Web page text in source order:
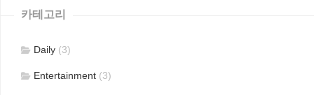
카테고리
Daily (3)
Entertainment (3)